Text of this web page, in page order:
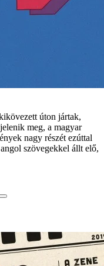
úton jártak,
meg, a magyar
nagy részét ezúttal
szövegekkel állt elő,